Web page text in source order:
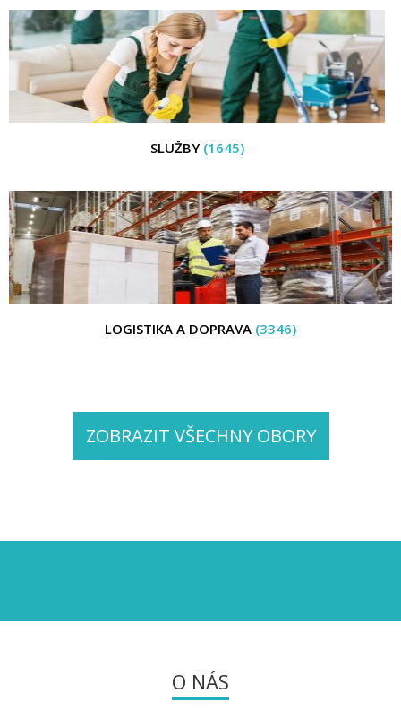
SLUŽBY (1645)
LOGISTIKA A DOPRAVA (3346)
ZOBRAZIT VŠECHNY OBORY
O NÁS